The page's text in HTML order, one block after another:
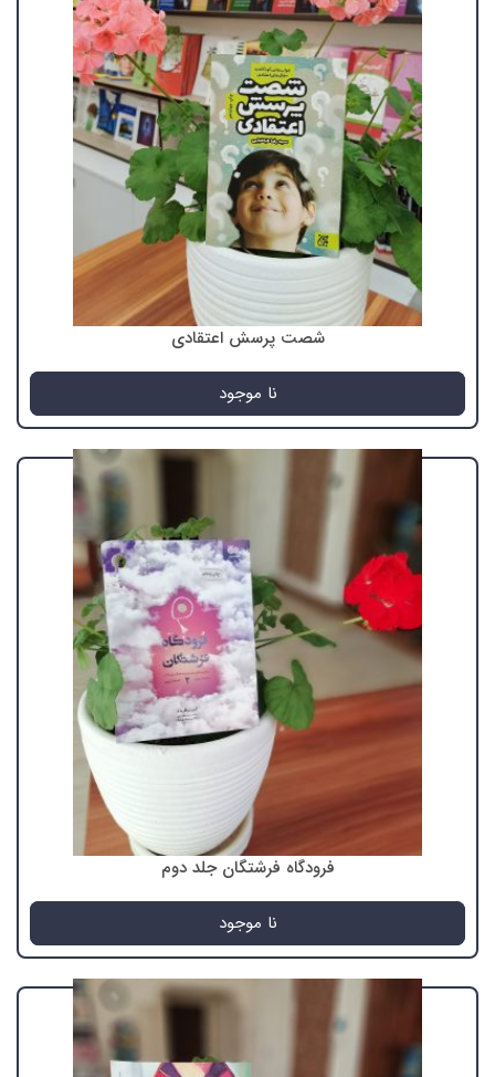
شصت پرسش اعتقادی
نا موجود
فرودگاه فرشتگان جلد دوم
نا موجود